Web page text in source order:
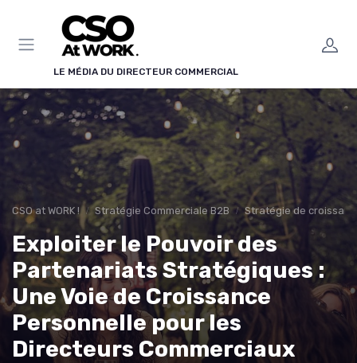
LE MÉDIA DU DIRECTEUR COMMERCIAL
CSO at WORK ! Stratégie Commerciale B2B Stratégie de
Exploiter le Pouvoir des
Partenariats Stratégiques :
Une Voie de Croissance
Personnelle pour les
Directeurs Commerciaux